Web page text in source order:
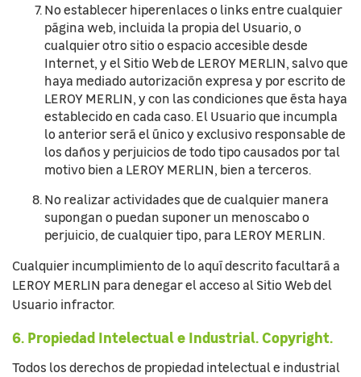
No establecer hiperenlaces o links entre cualquier
página web, incluida la propia del Usuario, o
cualquier otro sitio o espacio accesible desde
Internet, y el Sitio Web de LEROY MERLIN, salvo que
haya mediado autorización expresa y por escrito de
LEROY MERLIN, y con las condiciones que ésta haya
establecido en cada caso. El Usuario que incumpla
lo anterior será el único y exclusivo responsable de
los daños y perjuicios de todo tipo causados por tal
motivo bien a LEROY MERLIN, bien a terceros.
No realizar actividades que de cualquier manera
supongan o puedan suponer un menoscabo o
perjuicio, de cualquier tipo, para LEROY MERLIN.
Cualquier incumplimiento de lo aquí descrito facultará a
LEROY MERLIN para denegar el acceso al Sitio Web del
Usuario infractor.
6. Propiedad Intelectual e Industrial. Copyright.
Todos los derechos de propiedad intelectual e industrial